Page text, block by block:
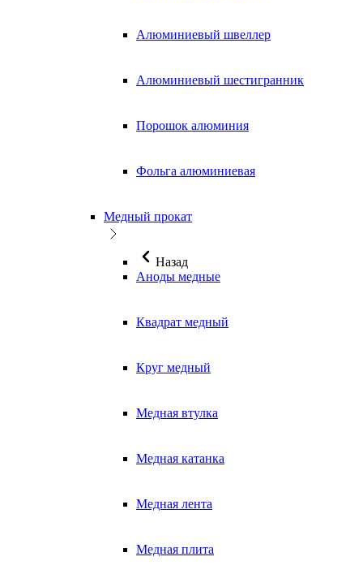
Алюминиевый швеллер
Алюминиевый шестигранник
Порошок алюминия
Фольга алюминиевая
Медный прокат
Назад
Аноды медные
Квадрат медный
Круг медный
Медная втулка
Медная катанка
Медная лента
Медная плита